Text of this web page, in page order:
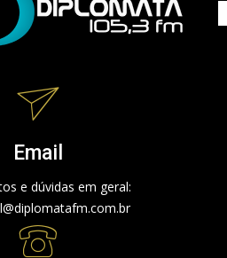
Email
e dúvidas em geral: